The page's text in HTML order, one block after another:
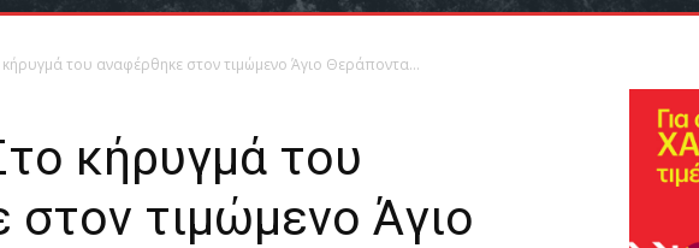
του αναφέρθηκε στον τιμώμενο Άγιο Θεράποντα…
κήρυγμά του
τιμώμενο Άγιο